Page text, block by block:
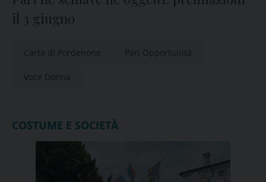
il 3 giugno
Carta di Pordenone Pari Opportunità
Voce Donna
COSTUME E SOCIETÀ